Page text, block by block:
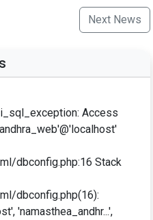
Next News
Access
dbconfig.php:16 Stack
dbconfig.php(16):
'namasthea_andhr...',